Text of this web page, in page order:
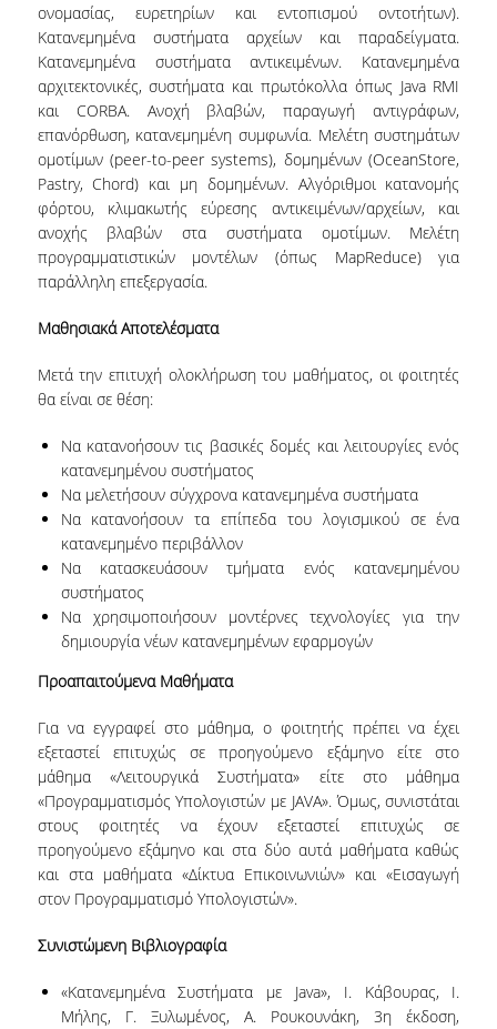
ΠΡΟΠΤΥΧΙΑΚΕΣ ΣΠΟΥΔΕΣ
ΠΡΟΓΡΑΜΜΑ ΣΠΟΥΔΩΝ
ΟΔΗΓΟΣ ΣΠΟΥΔΩΝ
ΜΑΘΗΜΑΤΑ
ΜΑΘΗΜΑΤΑ ΠΡΟΓΡΑΜΜΑΤΟΣ ΣΠΟΥΔΩΝ
ΜΑΘΗΜΑΤΑ ΕΛΕΥΘΕΡΗΣ ΕΠΙΛΟΓΗΣ
ΕΚΠΑΙΔΕΥΤΙΚΑ ΕΡΓΑΣΤΗΡΙΑ
ΚΑΤΑΤΑΚΤΗΡΙΕΣ ΕΞΕΤΑΣΕΙΣ
ΠΡΑΚΤΙΚΗ ΑΣΚΗΣΗ
ΠΙΣΤΟΠΟΙΗΣΗ ΠΑΙΔΑΓΩΓΙΚΗΣ ΚΑΙ ΔΙΔΑΚΤΙΚΗΣ
ΕΠΑΡΚΕΙΑΣ
ERASMUS+
ΜΕΤΑΠΤΥΧΙΑΚΕΣ ΣΠΟΥΔΕΣ
ΜΕΤΑΠΤΥΧΙΑΚΑ ΠΡΟΓΡΑΜΜΑΤΑ
ΠΜΣ ΣΤΗΝ ΕΠΙΣΤΗΜΗ ΤΩΝ ΥΠΟΛΟΓΙΣΤΩΝ
ΠΜΣ ΣΤΗΝ ΑΝΑΠΤΥΞΗ ΚΑΙ ΑΣΦΑΛΕΙΑ
ΠΛΗΡΟΦΟΡΙΑΚΩΝ ΣΥΣΤΗΜΑΤΩΝ
ΠΜΣ ΣΤΗΝ ΤΕΧΝΗΤΗ ΝΟΗΜΟΣΥΝΗ ΚΑΙ
ΕΠΙΣΤΗΜΗ ΔΕΔΟΜΕΝΩΝ
ΠΜΣ ΣΤΙΣ ΨΗΦΙΑΚΕΣ ΜΕΘΟΔΟΥΣ ΓΙΑ ΤΙΣ
ΑΝΘΡΩΠΙΣΤΙΚΕΣ ΕΠΙΣΤΗΜΕΣ
ΠΑΡΑΓΩΓΗΣ
ΔΙΔΑΚΤΟΡΙΚΟ ΠΡΟΓΡΑΜΜΑ
ονομασίας, ευρετηρίων και εντοπισμού οντοτήτων).
Κατανεμημένα συστήματα αρχείων και παραδείγματα.
Κατανεμημένα συστήματα αντικειμένων. Κατανεμημένα
αρχιτεκτονικές, συστήματα και πρωτόκολλα όπως Java RMI
και CORBA. Ανοχή βλαβών, παραγωγή αντιγράφων,
επανόρθωση, κατανεμημένη συμφωνία. Μελέτη συστημάτων
ομοτίμων (peer-to-peer systems), δομημένων (OceanStore,
Pastry, Chord) και μη δομημένων. Αλγόριθμοι κατανομής
φόρτου, κλιμακωτής εύρεσης αντικειμένων/αρχείων, και
ανοχής βλαβών στα συστήματα ομοτίμων. Μελέτη
προγραμματιστικών μοντέλων (όπως MapReduce) για
παράλληλη επεξεργασία.
Μαθησιακά Αποτελέσματα
Μετά την επιτυχή ολοκλήρωση του μαθήματος, οι φοιτητές
θα είναι σε θέση:
Να κατανοήσουν τις βασικές δομές και λειτουργίες ενός
κατανεμημένου συστήματος
Να μελετήσουν σύγχρονα κατανεμημένα συστήματα
Να κατανοήσουν τα επίπεδα του λογισμικού σε ένα
κατανεμημένο περιβάλλον
Να κατασκευάσουν τμήματα ενός κατανεμημένου
συστήματος
Να χρησιμοποιήσουν μοντέρνες τεχνολογίες για την
δημιουργία νέων κατανεμημένων εφαρμογών
Προαπαιτούμενα Μαθήματα
Για να εγγραφεί στο μάθημα, ο φοιτητής πρέπει να έχει
εξεταστεί επιτυχώς σε προηγούμενο εξάμηνο είτε στο
μάθημα «Λειτουργικά Συστήματα» είτε στο μάθημα
«Προγραμματισμός Υπολογιστών με JAVA». Όμως, συνιστάται
στους φοιτητές να έχουν εξεταστεί επιτυχώς σε
προηγούμενο εξάμηνο και στα δύο αυτά μαθήματα καθώς
και στα μαθήματα «Δίκτυα Επικοινωνιών» και «Εισαγωγή
στον Προγραμματισμό Υπολογιστών».
Συνιστώμενη Βιβλιογραφία
«Κατανεμημένα Συστήματα με Java», Ι. Κάβουρας, Ι.
Μήλης, Γ. Ξυλωμένος, Α. Ρουκουνάκη, 3η έκδοση,